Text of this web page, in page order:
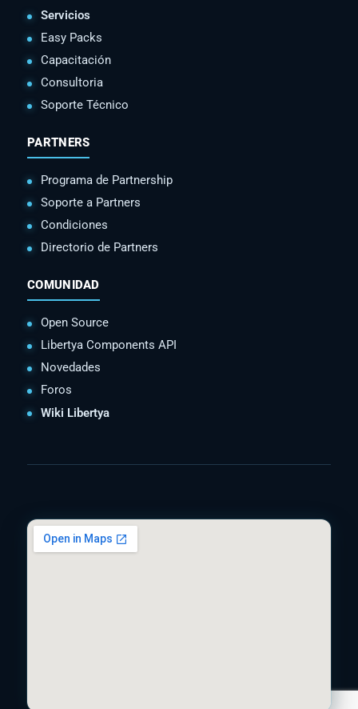
Servicios
Easy Packs
Capacitación
Consultoria
Soporte Técnico
PARTNERS
Programa de Partnership
Soporte a Partners
Condiciones
Directorio de Partners
COMUNIDAD
Open Source
Libertya Components API
Novedades
Foros
Wiki Libertya